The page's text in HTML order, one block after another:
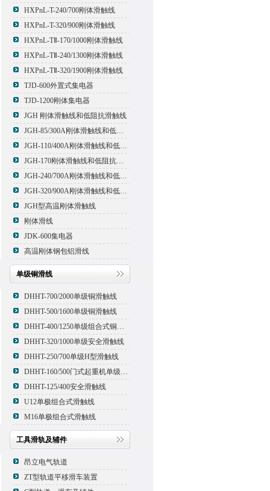
HXPnL-T-240/700刚体滑触线
HXPnL-T-320/900刚体滑触线
HXPnL-TⅡ-170/1000刚体滑触线
HXPnL-TⅡ-240/1300刚体滑触线
HXPnL-TⅡ-320/1900刚体滑触线
TJD-600外置式集电器
TJD-1200刚体集电器
JGH 刚体滑触线和低阻抗滑触线
JGH-85/300A刚体滑触线和低阻抗滑触线
JGH-110/400A刚体滑触线和低阻抗滑触线
JGH-170刚体滑触线和低阻抗滑触线
JGH-240/700A刚体滑触线和低阻抗滑触线
JGH-320/900A刚体滑触线和低阻抗滑触线
JGH型高温刚体滑触线
刚体滑线
JDK-600集电器
高温刚体钢包铝滑线
单级铜滑线
DHHT-700/2000单级铜滑触线
DHHT-500/1600单级铜滑触线
DHHT-400/1250单级组合式铜滑线,滑触线
DHHT-320/1000单级安全滑触线
DHHT-250/700单级H型滑触线
DHHT-160/500门式起重机单级组合式滑触线
DHHT-125/400安全滑触线
U12单极组合式滑触线
M16单极组合式滑触线
工具滑轨及辅件
昂立电气轨道
ZT型轨道平移滑车装置